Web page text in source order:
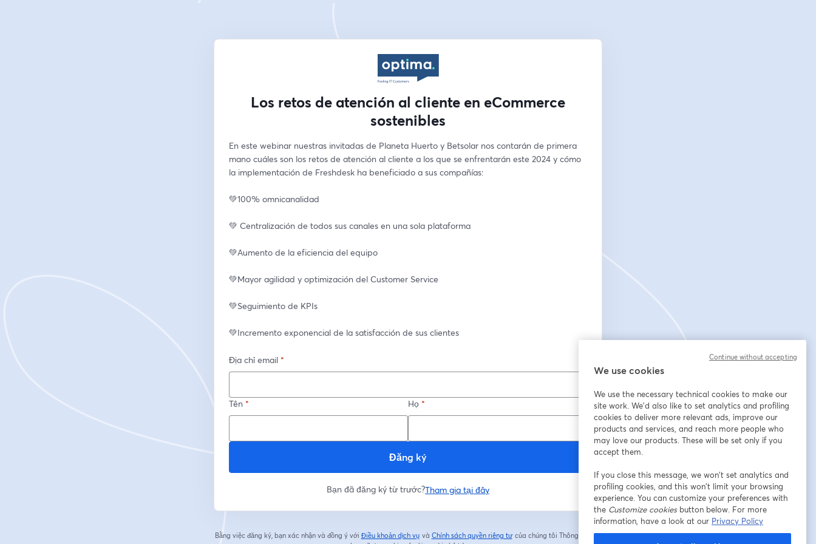
Los retos de atención al cliente en eCommerce
sostenibles
En este webinar nuestras invitadas de Planeta Huerto y Betsolar nos contarán de primera
mano cuáles son los retos de atención al cliente a los que se enfrentarán este 2024 y cómo
la implementación de Freshdesk ha beneficiado a sus compañías:
💚100% omnicanalidad
💚 Centralización de todos sus canales en una sola plataforma
💚Aumento de la eficiencia del equipo
💚Mayor agilidad y optimización del Customer Service
💚Seguimiento de KPIs
💚Incremento exponencial de la satisfacción de sus clientes
Địa chỉ email *
Tên * Họ *
Đăng ký
Bạn đã đăng ký từ trước?Tham gia tại đây
Bằng việc đăng ký, bạn xác nhận và đồng ý với Điều khoản dịch vụ
mở trong tab mới
và Chính sách quyền riêng tư
mở trong tab mới
của chúng tôi Thông tin của
We use cookies
We use the necessary technical cookies to make our
site work. We'd also like to set analytics and profiling
cookies to deliver more relevant ads, improve our
products and services, and reach more people who
may love our products. These will be set only if you
accept them.
If you close this message, we won’t set analytics and
profiling cookies, and this won’t limit your browsing
experience. You can customize your preferences with
the Customize cookiesbutton below. For more
information, have a look at our Privacy Policy
Continue without accepting